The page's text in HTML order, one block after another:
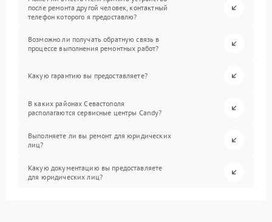
после ремонта другой человек, контактный
телефон которого я предоставлю?
Возможно ли получать обратную связь в
процессе выполнения ремонтных работ?
Какую гарантию вы предоставляете?
В каких районах Севастополя
располагаются сервисные центры Candy?
Выполняете ли вы ремонт для юридических
лиц?
Какую документацию вы предоставляете
для юридических лиц?